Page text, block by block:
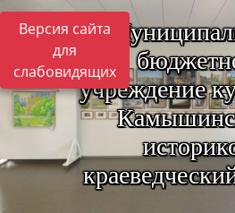
Версия сайта
для
слабовидящих
учреждение